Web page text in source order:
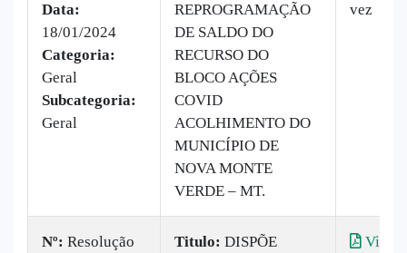
Data:
18/01/2024
Categoria:
Geral
Subcategoria:
Geral
REPROGRAMAÇÃO
DE SALDO DO
RECURSO DO
BLOCO AÇÕES
COVID
ACOLHIMENTO DO
MUNICÍPIO DE
NOVA MONTE
VERDE – MT.
vez
Nº: ​Resolução
Titulo: DISPÕE